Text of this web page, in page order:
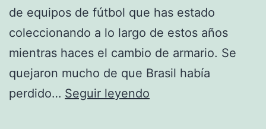
de equipos de fútbol que has estado
coleccionando a lo largo de estos años
mientras haces el cambio de armario. Se
quejaron mucho de que Brasil había
perdido… Seguir leyendo